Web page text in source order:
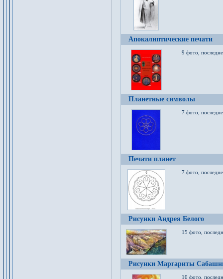
Апокалиптические печати
9 фото,
Планетные символы
7 фото,
Печати планет
7 фото,
Рисунки Андрея Белого
15 фото,
Рисунки Маргариты
10 фото,